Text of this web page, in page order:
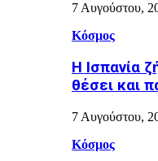
7 Αυγούστου,
Κόσμος
H Ισπανία
θέσει και
7 Αυγούστου,
Κόσμος